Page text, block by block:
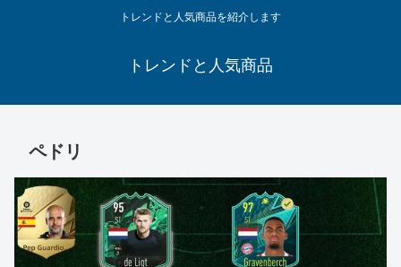
トレンドと人気商品を紹介します
トレンドと人気商品
ペドリ